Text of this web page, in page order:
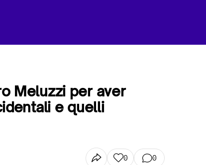
Meluzzi per aver
e quelli
0 0